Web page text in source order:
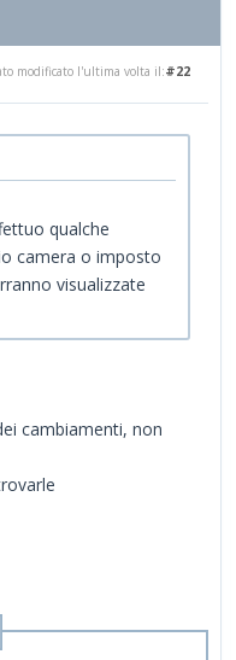
#22
modificato l'ultima volta il:
qualche
camera o imposto
visualizzate
cambiamenti, non